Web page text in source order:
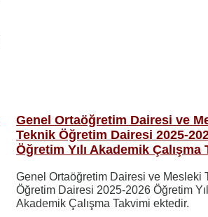
Genel Ortaöğretim Dairesi ve
Teknik Öğretim Dairesi 2025-
Öğretim Yılı Akademik Çalışma
Genel Ortaöğretim Dairesi ve Mesleki
Öğretim Dairesi 2025-2026 Öğretim
Akademik Çalışma Takvimi ektedir.